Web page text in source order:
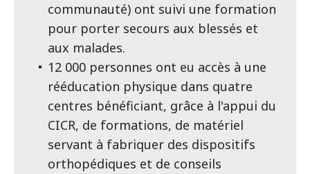
communauté) ont suivi une formation
pour porter secours aux blessés et
aux malades.
12 000 personnes ont eu accès à une
rééducation physique dans quatre
centres bénéficiant, grâce à l'appui du
CICR, de formations, de matériel
servant à fabriquer des dispositifs
orthopédiques et de conseils